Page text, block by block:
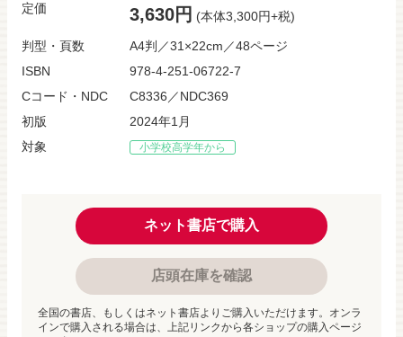
定価 3,630円 (本体3,300円+税)
判型・頁数
A4判／31×22cm／48ページ
ISBN
978-4-251-06722-7
Cコード・NDC
C8336／NDC369
初版
2024年1月
対象
小学校高学年から
ネット書店で購入
店頭在庫を確認
全国の書店、もしくはネット書店よりご購入いただけます。オンラ
インで購入される場合は、上記リンクから各ショップの購入ページ